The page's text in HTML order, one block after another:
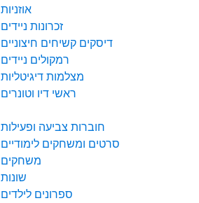
אוזניות
זכרונות ניידים
דיסקים קשיחים חיצוניים
רמקולים ניידים
מצלמות דיגיטליות
ראשי דיו וטונרים
חוברות צביעה ופעילות
סרטים ומשחקים לימודיים
משחקים
שונות
ספרונים לילדים